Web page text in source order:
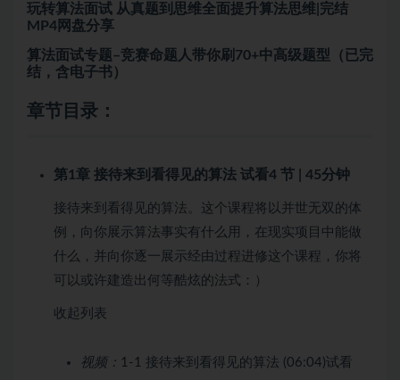
玩转算法面试 从真题到思维全面提升算法思维|完结
MP4网盘分享
算法面试专题–竞赛命题人带你刷70+中高级题型（已完
结，含电子书）
章节目录：
第1章 接待来到看得见的算法 试看4 节 | 45分钟
接待来到看得见的算法。这个课程将以并世无双的体
例，向你展示算法事实有什么用，在现实项目中能做
什么，并向你逐一展示经由过程进修这个课程，你将
可以或许建造出何等酷炫的法式：）
收起列表
视频： 1-1 接待来到看得见的算法 (06:04)试看